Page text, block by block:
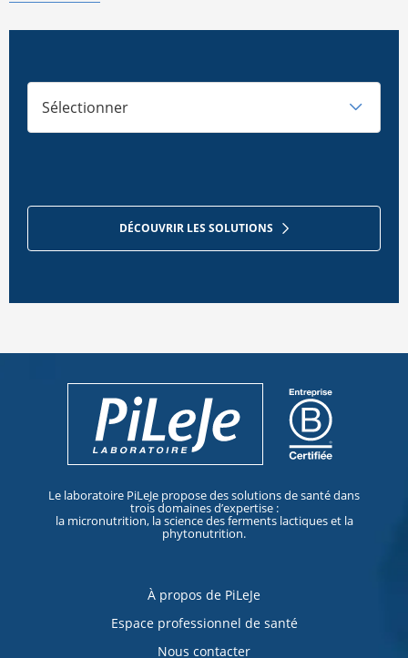
Sélectionner
DÉCOUVRIR LES SOLUTIONS
Le laboratoire PiLeJe propose des solutions de santé dans
trois domaines d’expertise :
la micronutrition, la science des ferments lactiques et la
phytonutrition.
À propos de PiLeJe
Espace professionnel de santé
Nous contacter